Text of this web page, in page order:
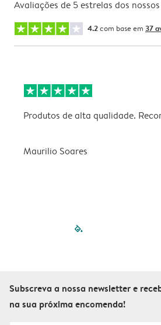
Avaliações de 5 estrelas dos
4.2com base em 37
Produtos de alta qualidade.
Maurilio Soares
filled-
Subscreva a nossa newsletter e
na sua próxima encomenda!